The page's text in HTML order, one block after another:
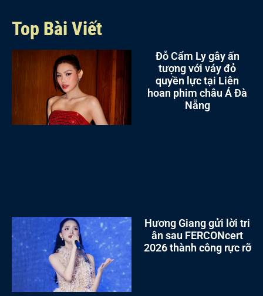
Top Bài Viết
Đỗ Cẩm Ly gây ấn
tượng với váy đỏ
quyền lực tại Liên
hoan phim châu Á Đà
Nẵng
Hương Giang gửi lời tri
ân sau FERCONcert
2026 thành công rực rỡ